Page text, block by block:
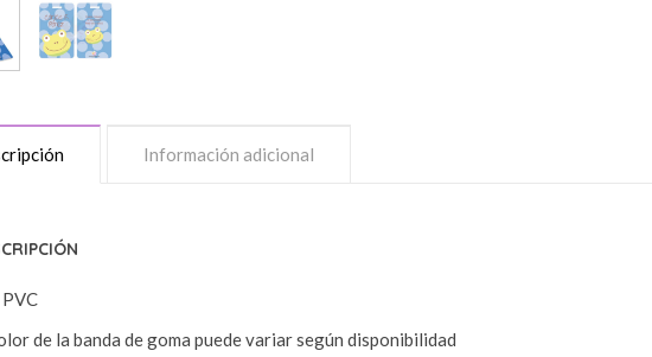
Información adicional
de la banda de goma puede variar según disponibilidad